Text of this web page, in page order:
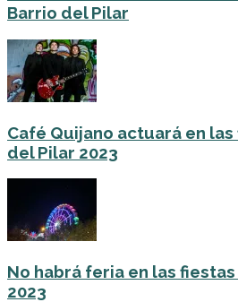
Barrio del Pilar
Café Quijano actuará en
del Pilar 2023
No habrá feria en las
2023